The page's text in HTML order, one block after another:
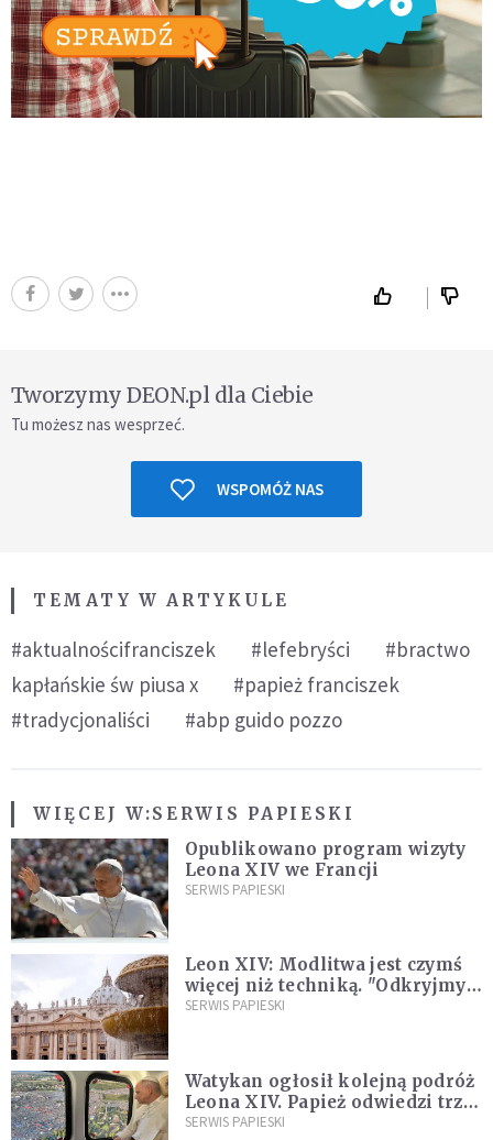
Tworzymy DEON.pl dla Ciebie
Tu możesz nas wesprzeć.
WSPOMÓŻ NAS
TEMATY W ARTYKULE
#aktualnościfranciszek #lefebryści
#bractwo
kapłańskie św piusa x
#papież franciszek
#tradycjonaliści
#abp guido pozzo
WIĘCEJ W:SERWIS PAPIESKI
Opublikowano program wizyty
Leona XIV we Francji
SERWIS PAPIESKI
Leon XIV: Modlitwa jest czymś
więcej niż techniką. "Odkryjmy
ją na nowo"
SERWIS PAPIESKI
Watykan ogłosił kolejną podróż
Leona XIV. Papież odwiedzi trzy
kraje Ameryki Południowej
SERWIS PAPIESKI